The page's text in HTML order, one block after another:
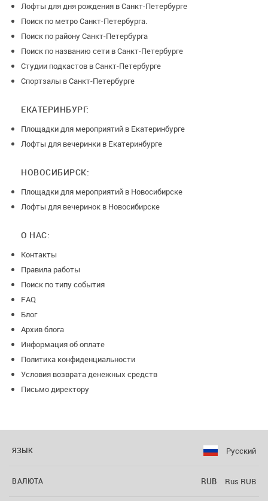
Лофты для дня рождения в Санкт-Петербурге
Поиск по метро Санкт-Петербурга.
Поиск по району Санкт-Петербурга
Поиск по названию сети в Санкт-Петербурге
Студии подкастов в Санкт-Петербурге
Спортзалы в Санкт-Петербурге
ЕКАТЕРИНБУРГ:
Площадки для мероприятий в Екатеринбурге
Лофты для вечеринки в Екатеринбурге
НОВОСИБИРСК:
Площадки для мероприятий в Новосибирске
Лофты для вечеринок в Новосибирске
О НАС:
Контакты
Правила работы
Поиск по типу события
FAQ
Блог
Архив блога
Информация об оплате
Политика конфиденциальности
Условия возврата денежных средств
Письмо директору
ЯЗЫК Русский
ВАЛЮТА RUB Rus RUB